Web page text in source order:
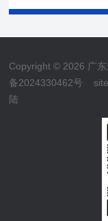
Copyright © 2026 广
备2024330462号
陆